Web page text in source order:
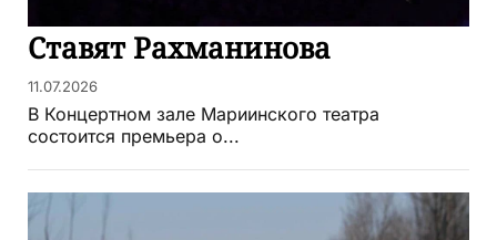
Ставят Рахманинова
11.07.2026
В Концертном зале Мариинского театра
состоится премьера о...